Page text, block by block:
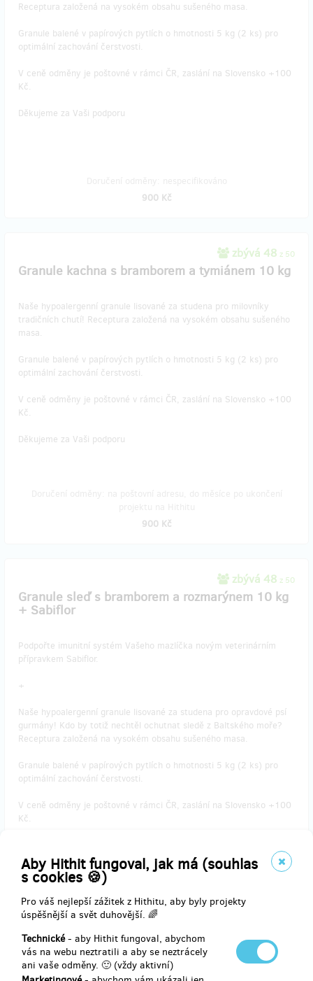
Aby Hithit fungoval, jak má (souhlas
s cookies 🍪)
Pro váš nejlepší zážitek z Hithitu, aby byly projekty
úspěšnější a svět duhovější. 🌈
Technické- aby Hithit fungoval, abychom
vás na webu neztratili a aby se neztrácely
ani vaše odměny. 🙂 (vždy aktivní)
Receptura založená na vysokém obsahu sušeného masa.
Granule balené v papírových pytlích o hmotnosti 5 kg (2 ks) pro
optimální zachování čerstvosti.
V ceně odměny je poštovné v rámci ČR, zaslání na Slovensko +100
Kč.
Děkujeme za Vaši podporu
900 Kč
zbývá 48 z 50
Granule kachna s bramborem a tymiánem 10 kg
Naše hypoalergenní granule lisované za studena pro milovníky
tradičních chutí! Receptura založená na vysokém obsahu sušeného
masa.
Granule balené v papírových pytlích o hmotnosti 5 kg (2 ks) pro
optimální zachování čerstvosti.
V ceně odměny je poštovné v rámci ČR, zaslání na Slovensko +100
Kč.
Děkujeme za Vaši podporu
900 Kč
zbývá 48 z 50
Granule sleď s bramborem a rozmarýnem 10 kg
+ Sabiflor
Podpořte imunitní systém Vašeho mazlíčka novým veterinárním
přípravkem Sabiflor.
+
Naše hypoalergenní granule lisované za studena pro opravdové psí
gurmány! Kdo by totiž nechtěl ochutnat sledě z Baltského moře?
Receptura založená na vysokém obsahu sušeného masa.
Granule balené v papírových pytlích o hmotnosti 5 kg (2 ks) pro
optimální zachování čerstvosti.
V ceně odměny je poštovné v rámci ČR, zaslání na Slovensko +100
Kč.
Sabifloru do půl roku.
Děkujeme za Vaši podporu
Doručení odměny: na poštovní adresu, do měsíce po ukončení
projektu na Hithitu